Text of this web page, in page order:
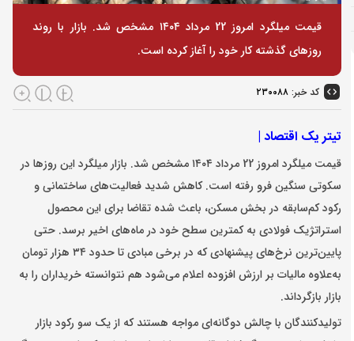
قیمت میلگرد امروز 22 مرداد ۱۴۰۴ مشخص شد. بازار با روند
روزهای گذشته کار خود را آغاز کرده است.
کد خبر: ۲۳۰۰۸۸
تیتر یک اقتصاد |
قیمت میلگرد امروز 22 مرداد ۱۴۰۴ مشخص شد. بازار میلگرد این روزها در
سکوتی سنگین فرو رفته است. کاهش شدید فعالیت‌های ساختمانی و
رکود کم‌سابقه در بخش مسکن، باعث شده تقاضا برای این محصول
استراتژیک فولادی به کمترین سطح خود در ماه‌های اخیر برسد. حتی
پایین‌ترین نرخ‌های پیشنهادی که در برخی مبادی تا حدود ۳۴ هزار تومان
به‌علاوه مالیات بر ارزش افزوده اعلام می‌شود هم نتوانسته خریداران را به
بازار بازگرداند.
تولیدکنندگان با چالش دوگانه‌ای مواجه هستند که از یک سو رکود بازار